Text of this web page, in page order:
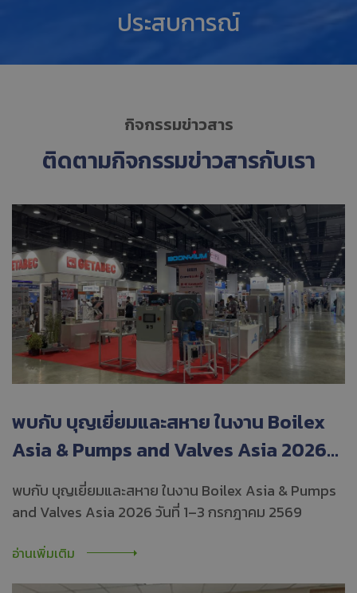
ประสบการณ์
กิจกรรมข่าวสาร
ติดตามกิจกรรมข่าวสารกับเรา
พบกับ บุญเยี่ยมและสหาย ในงาน Boilex
Asia & Pumps and Valves Asia 2026
วันที่ 1–3 กรกฎาคม 2569
พบกับ บุญเยี่ยมและสหาย ในงาน Boilex Asia & Pumps
and Valves Asia 2026 วันที่ 1–3 กรกฎาคม 2569
อ่านเพิ่มเติม